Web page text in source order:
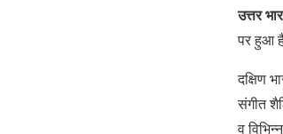
उत्तर
पर हुआ है
दक्षिण
संगीत
व